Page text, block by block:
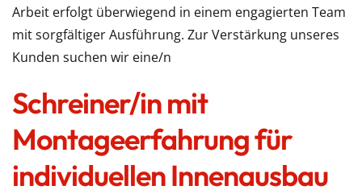
Arbeit erfolgt überwiegend in einem engagierten Team
mit sorgfältiger Ausführung. Zur Verstärkung unseres
Kunden suchen wir eine/n
Schreiner/in mit
Montageerfahrung für
individuellen Innenausbau